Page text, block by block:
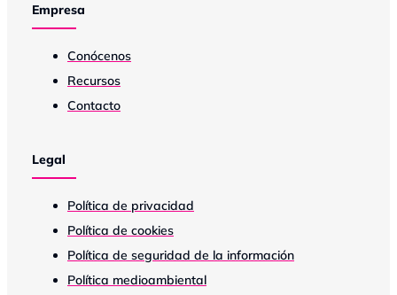
Empresa
Conócenos
Recursos
Contacto
Legal
Política de privacidad
Política de cookies
Política de seguridad de la información
Política medioambiental